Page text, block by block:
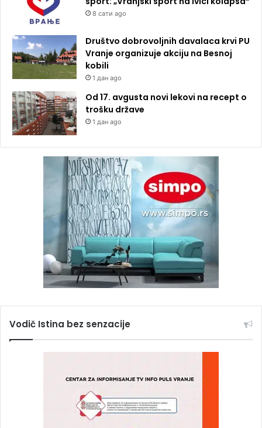
8 сати ago
Društvo dobrovoljnih davalaca krvi PU
Vranje organizuje akciju na Besnoj
kobili
1 дан ago
Od 17. avgusta novi lekovi na recept o
trošku države
1 дан ago
Vodič Istina bez senzacije